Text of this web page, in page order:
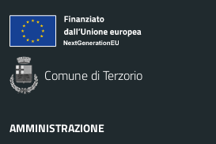
Comune di Terzorio
AMMINISTRAZIONE